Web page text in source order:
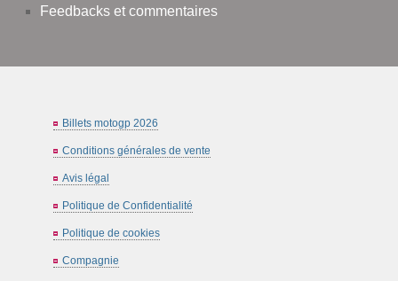
Feedbacks et commentaires
Billets motogp 2026
Conditions générales de vente
Avis légal
Politique de Confidentialité
Politique de cookies
Compagnie